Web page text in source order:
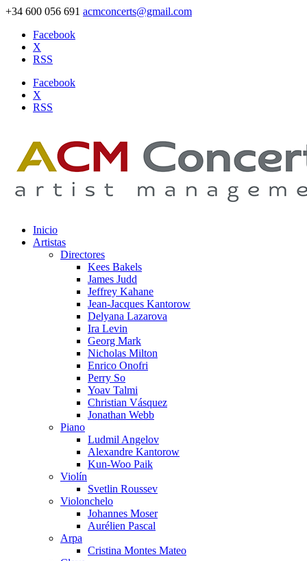
+34 600 056 691 acmconcerts@gmail.com
Facebook
X
RSS
Facebook
X
RSS
Inicio
Artistas
Directores
Kees Bakels
James Judd
Jeffrey Kahane
Jean-Jacques Kantorow
Delyana Lazarova
Ira Levin
Georg Mark
Nicholas Milton
Enrico Onofri
Perry So
Yoav Talmi
Christian Vásquez
Jonathan Webb
Piano
Ludmil Angelov
Alexandre Kantorow
Kun-Woo Paik
Violín
Svetlin Roussev
Violonchelo
Johannes Moser
Aurélien Pascal
Arpa
Cristina Montes Mateo